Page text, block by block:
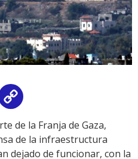
Link
de la Franja de Gaza,
de la infraestructura
dejado de funcionar, con la